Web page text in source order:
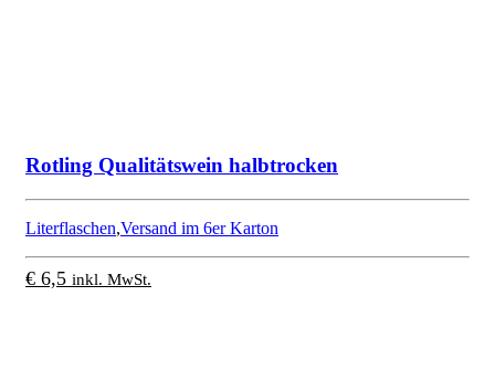
Rotling Qualitätswein halbtrocken
Literflaschen,Versand im 6er Karton
€ 6,5 inkl. MwSt.